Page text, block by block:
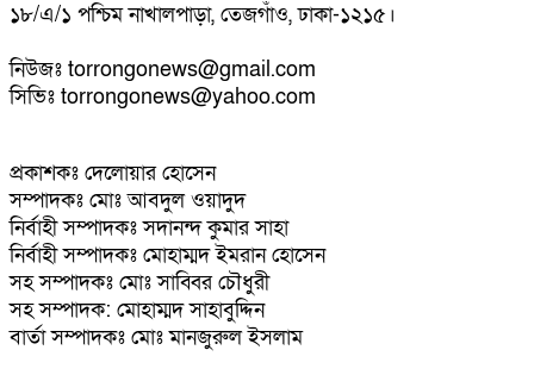
১৮/এ/১ পশ্চিম নাখালপাড়া, তেজগাঁও, ঢাকা-১২১৫।
নিউজঃ torrongonews@gmail.com
সিভিঃ torrongonews@yahoo.com
প্রকাশকঃ দেলোয়ার হোসেন
সম্পাদকঃ মোঃ আবদুল ওয়াদুদ
নির্বাহী সম্পাদকঃ সদানন্দ কুমার সাহা
নির্বাহী সম্পাদকঃ মোহাম্মদ ইমরান হোসেন
সহ সম্পাদকঃ মোঃ সাব্বির চৌধুরী
সহ সম্পাদক: মোহাম্মদ সাহাবুদ্দিন
বার্তা সম্পাদকঃ মোঃ মানজুরুল ইসলাম